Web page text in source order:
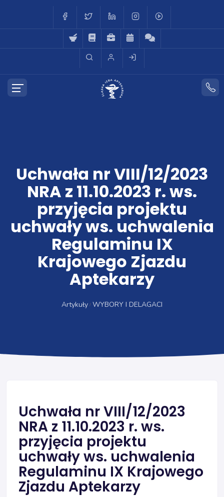
Uchwała nr VIII/12/2023
NRA z 11.10.2023 r. ws.
przyjęcia projektu
uchwały ws. uchwalenia
Regulaminu IX
Krajowego Zjazdu
Aptekarzy
Artykuły WYBORY I DELAGACI
Uchwała nr VIII/12/2023
NRA z 11.10.2023 r. ws.
przyjęcia projektu
uchwały ws. uchwalenia
Regulaminu IX Krajowego
Zjazdu Aptekarzy